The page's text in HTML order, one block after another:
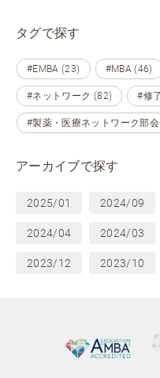
タグで探す
#EMBA (23) #MBA (46)
#ネットワーク (82) #修
#製薬・医療ネットワーク部
アーカイブで探す
2025/01 2024/09
2024/04 2024/03
2023/12 2023/10